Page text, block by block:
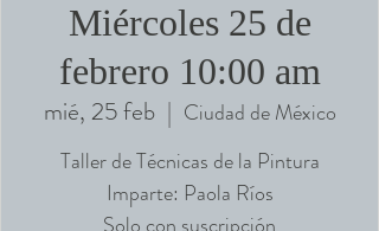
Miércoles 25 de
febrero 10:00 am
mié, 25 feb
  |
Ciudad de México
Taller de Técnicas de la Pintura
Imparte: Paola Ríos